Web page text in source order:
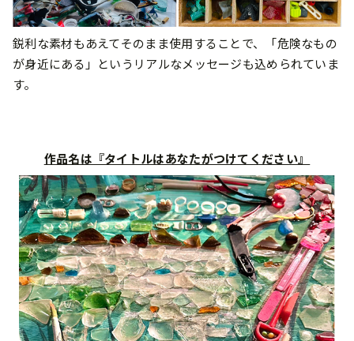
鋭利な素材もあえてそのまま使用することで、「危険なもの
が身近にある」というリアルなメッセージも込められていま
す。
作品名は『タイトルはあなたがつけてください』